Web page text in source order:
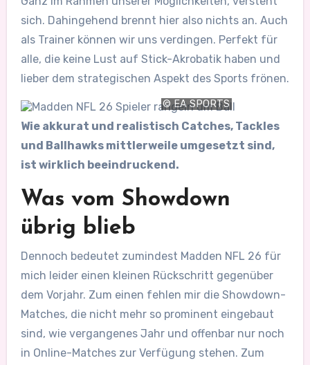
sich. Dahingehend brennt hier also nichts an. Auch
als Trainer können wir uns verdingen. Perfekt für
alle, die keine Lust auf Stick-Akrobatik haben und
lieber dem strategischen Aspekt des Sports frönen.
© EA SPORTS
Wie akkurat und realistisch Catches, Tackles
und Ballhawks mittlerweile umgesetzt sind,
ist wirklich beeindruckend.
Was vom Showdown
übrig blieb
Dennoch bedeutet zumindest Madden NFL 26 für
mich leider einen kleinen Rückschritt gegenüber
dem Vorjahr. Zum einen fehlen mir die Showdown-
Matches, die nicht mehr so prominent eingebaut
sind, wie vergangenes Jahr und offenbar nur noch
in Online-Matches zur Verfügung stehen. Zum